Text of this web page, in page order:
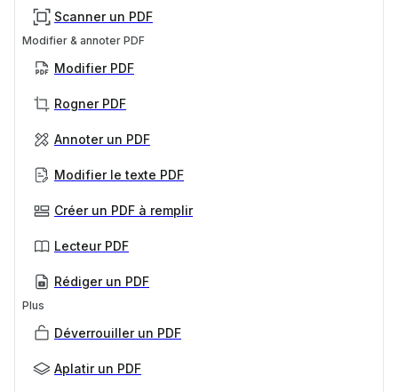
Scanner un PDF
Modifier & annoter PDF
Modifier PDF
Rogner PDF
Annoter un PDF
Modifier le texte PDF
Créer un PDF à remplir
Lecteur PDF
Rédiger un PDF
Plus
Déverrouiller un PDF
Aplatir un PDF